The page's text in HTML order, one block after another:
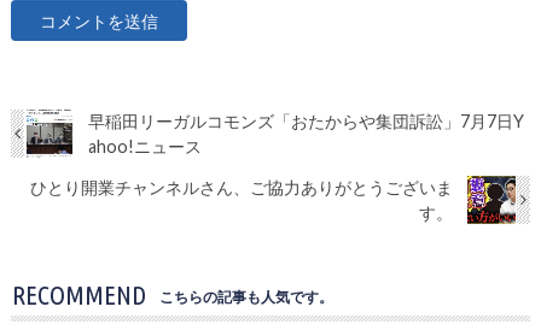
早稲田リーガルコモンズ「おたからや集団訴訟」7月7日Y
ahoo!ニュース
ひとり開業チャンネルさん、ご協力ありがとうございま
す。
RECOMMEND こちらの記事も人気です。